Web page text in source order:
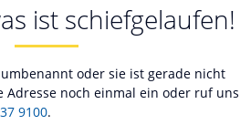
ist schiefgelaufen!
oder sie ist gerade nicht
noch einmal ein oder ruf uns
9100.